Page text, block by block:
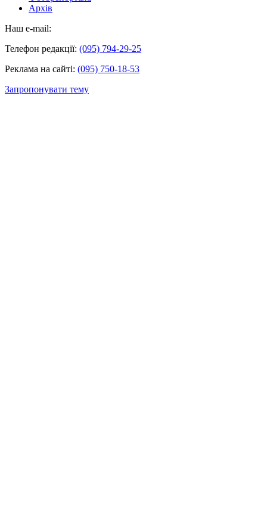
Архів
Наш e-mail:
Телефон редакції: (095) 794-29-25
Реклама на сайті: (095) 750-18-53
Запропонувати тему